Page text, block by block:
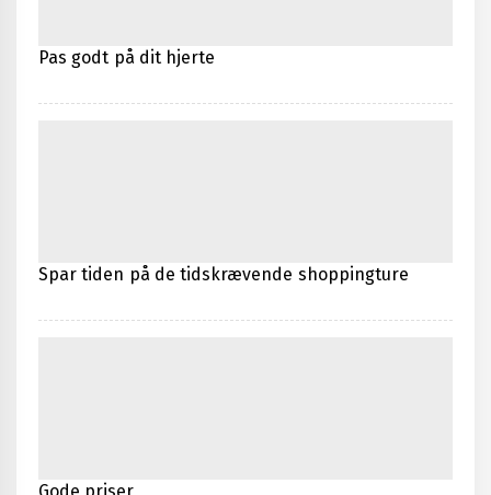
Pas godt på dit hjerte
Spar tiden på de tidskrævende shoppingture